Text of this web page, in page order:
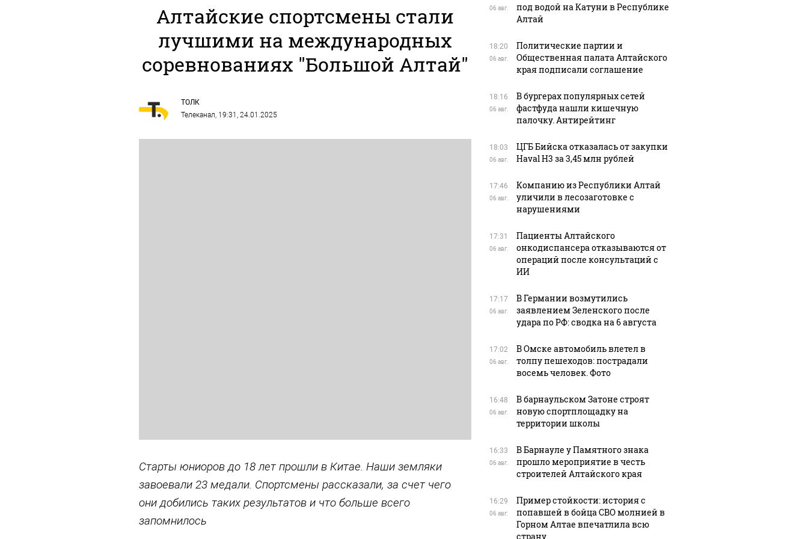
Алтайские спортсмены стали
лучшими на международных
соревнованиях "Большой Алтай"
ТОЛК
Телеканал, 19:31, 24.01.2025
Старты юниоров до 18 лет прошли в Китае. Наши земляки
завоевали 23 медали. Спортсмены рассказали, за счет чего
они добились таких результатов и что больше всего
запомнилось
06 авг.
под водой на Катуни в Республике
Алтай
18:20
06 авг.
Политические партии и
Общественная палата Алтайского
края подписали соглашение
18:16
06 авг.
В бургерах популярных сетей
фастфуда нашли кишечную
палочку. Антирейтинг
18:03
06 авг.
ЦГБ Бийска отказалась от закупки
Haval H3 за 3,45 млн рублей
17:46
06 авг.
Компанию из Республики Алтай
уличили в лесозаготовке с
нарушениями
17:31
06 авг.
Пациенты Алтайского
онкодиспансера отказываются от
операций после консультаций с
ИИ
17:17
06 авг.
В Германии возмутились
заявлением Зеленского после
удара по РФ: сводка на 6 августа
17:02
06 авг.
В Омске автомобиль влетел в
толпу пешеходов: пострадали
восемь человек. Фото
16:48
06 авг.
В барнаульском Затоне строят
новую спортплощадку на
территории школы
16:33
06 авг.
В Барнауле у Памятного знака
прошло мероприятие в честь
строителей Алтайского края
16:29
06 авг.
Пример стойкости: история с
попавшей в бойца СВО молнией в
Горном Алтае впечатлила всю
страну